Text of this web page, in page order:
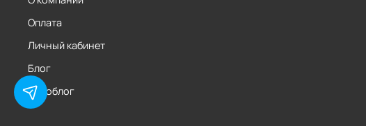
Оплата
Личный кабинет
Блог
Фотоблог